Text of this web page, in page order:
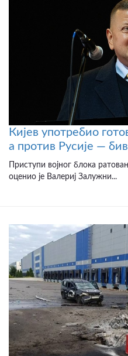
Кијев употребио
а против Русије —
Приступи војног блока
оценио је Валериј Залужни...